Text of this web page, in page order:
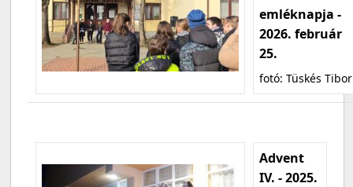
emléknapja -
2026. február
25.
fotó: Tüskés Tibor
Advent
IV. - 2025.